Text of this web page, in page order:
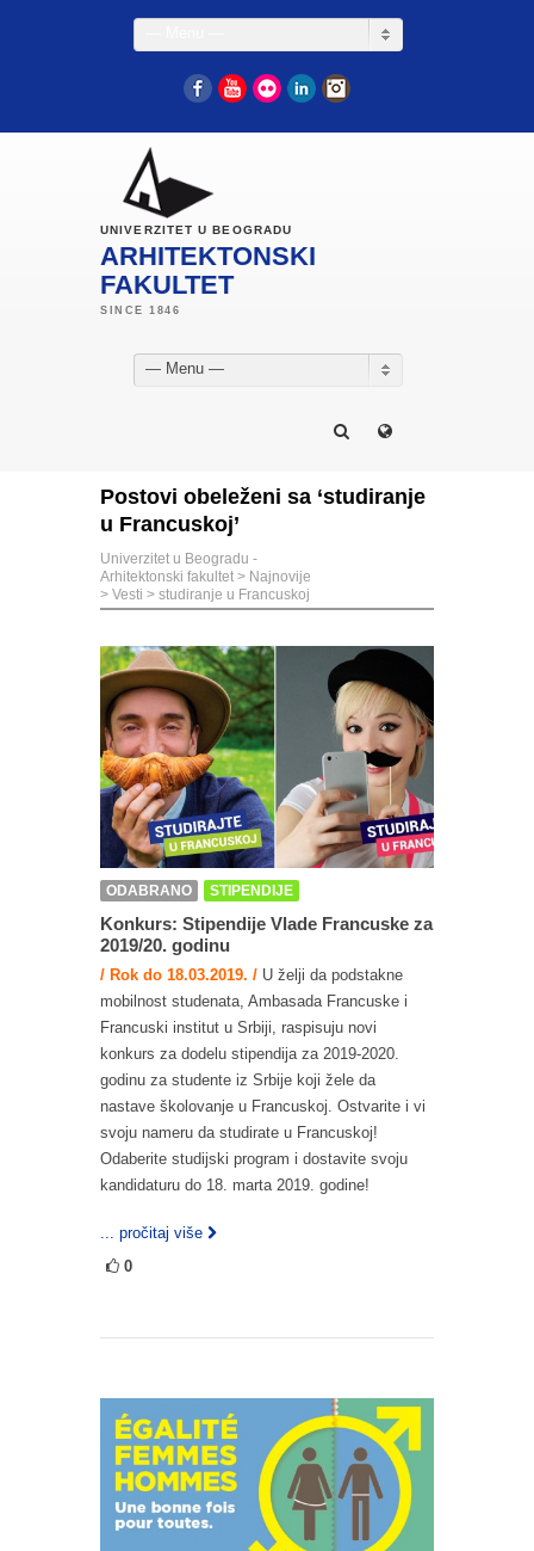
FacebookYouTube
Flickr LinkedIn
UNIVERZITET U BEOGRADU
ARHITEKTONSKI
FAKULTET
— Menu —
Postovi obeleženi sa ‘studiranje
u Francuskoj’
Univerzitet u Beogradu -
Arhitektonski fakultet > Najnovije
> Vesti > studiranje u Francuskoj
ODABRANO STIPENDIJE
Konkurs: Stipendije Vlade Francuske za
2019/20. godinu
/ Rok do 18.03.2019. / U želji da podstakne
mobilnost studenata, Ambasada Francuske i
Francuski institut u Srbiji, raspisuju novi
konkurs za dodelu stipendija za 2019-2020.
godinu za studente iz Srbije koji žele da
nastave školovanje u Francuskoj. Ostvarite i vi
svoju nameru da studirate u Francuskoj!
Odaberite studijski program i dostavite svoju
kandidaturu do 18. marta 2019. godine!
... pročitaj više
0